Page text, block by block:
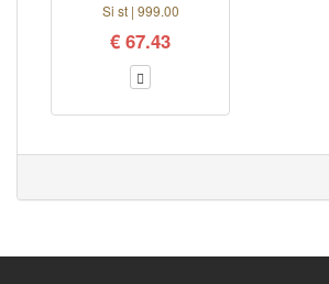
Si st | 999.00
€ 67.43